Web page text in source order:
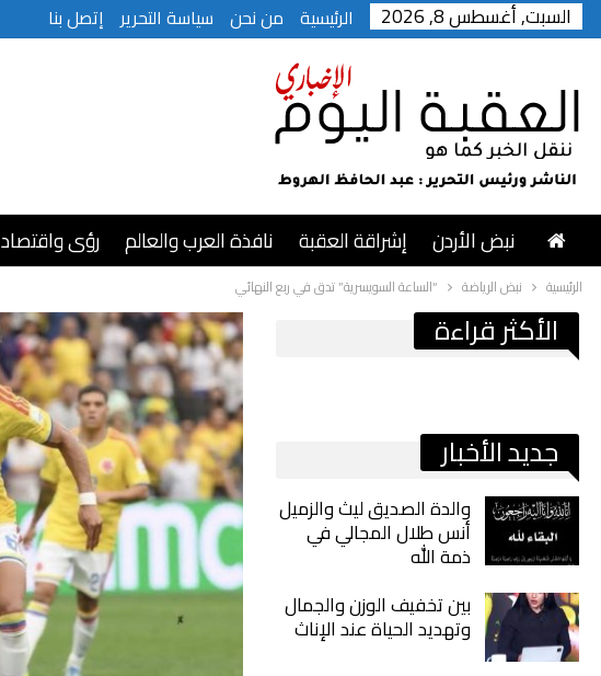
السبت, أغسطس 8, 2026 الرئيسية من نحن سياسة التحرير إتصل بنا
نبض الأردن إشراقة العقبة نافذة العرب والعالم رؤى واقتصاد
الرئيسية نبض الرياضة “الساعة السويسرية” تدق في ربع النهائي
الأكثر قراءة
جديد الأخبار
والدة الصديق ليث والزميل
أنس طلال المجالي في
ذمة الله
بين تخفيف الوزن والجمال
وتهديد الحياة عند الإناث